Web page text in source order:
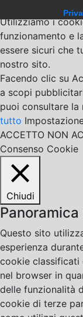
Utilizziamo i
funzionamento e
essere sicuri che
nostro sito.
Facendo clic su
a scopi
puoi consultare
tutto
ACCETTO NON
Consenso Cookie
Chiudi
Questo sito
esperienza
cookie classificati
nel browser in
delle funzionalità
cookie di terze